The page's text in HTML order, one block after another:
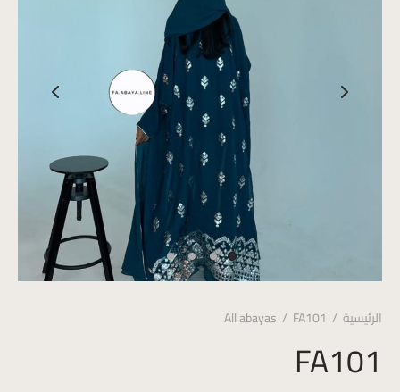
الرئيسية /
All abayas / FA101
FA101